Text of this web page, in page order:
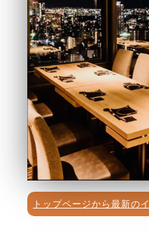
トップページから最新の